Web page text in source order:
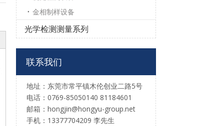
金相制样设备
光学检测测量系列
联系我们
地址：东莞市常平镇木伦创业二路5号
电话：0769-85050140 81184601
邮箱：hongjin@hongyu-group.net
手机：13377704209 李先生